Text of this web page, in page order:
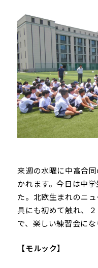
来週の水曜に中高合
かれます。今日は中
た。北欧生まれのニ
具にも初めて触れ、
で、楽しい練習会にな
【モルック】